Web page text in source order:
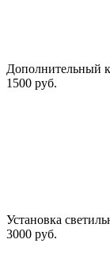
Дополнительный
1500 руб.
Установка
3000 руб.